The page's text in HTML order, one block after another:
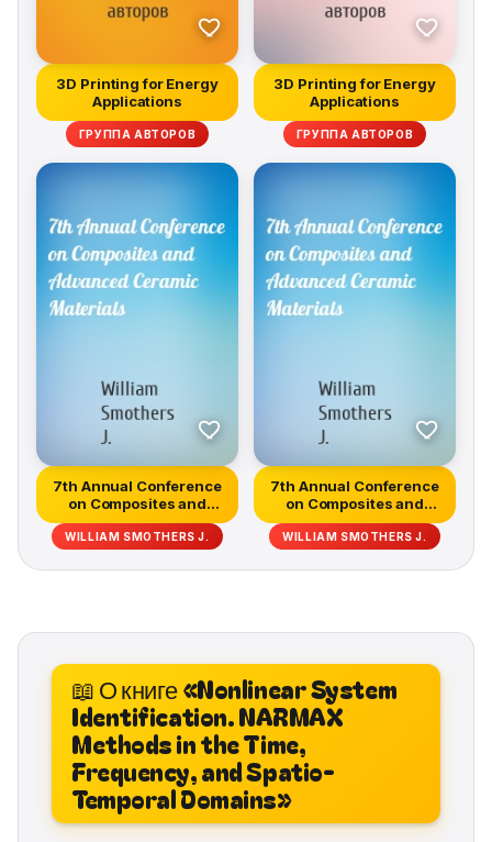
3D Printing for Energy
Applications
ГРУППА АВТОРОВ
3D Printing for Energy
Applications
ГРУППА АВТОРОВ
7th Annual Conference
on Composites and
Advanced C...
WILLIAM SMOTHERS J.
7th Annual Conference
on Composites and
Advanced C...
WILLIAM SMOTHERS J.
📖 О книге «Nonlinear System
Identification. NARMAX
Methods in the Time,
Frequency, and Spatio-
Temporal Domains»